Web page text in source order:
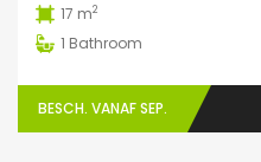
17 m2
1 Bathroom
BESCH. VANAF SEP.